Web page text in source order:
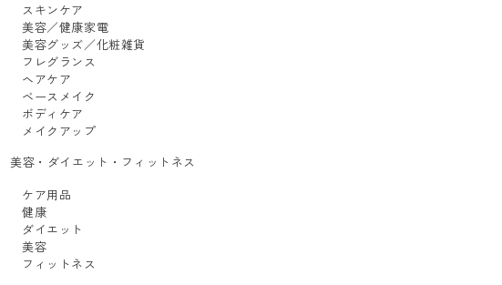
スキンケア
美容／健康家電
美容グッズ／化粧雑貨
フレグランス
ヘアケア
ベースメイク
ボディケア
メイクアップ
美容・ダイエット・フィットネス
ケア用品
健康
ダイエット
美容
フィットネス